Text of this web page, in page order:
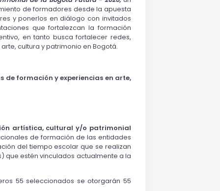
de formadores desde la apuesta
y ponerlos en diálogo con invitados
que fortalezcan la formación
en tanto busca fortalecer redes,
cultura y patrimonio en Bogotá.
de formación y experiencias en arte,
artística, cultural y/o patrimonial
de formación de las entidades
del tiempo escolar que se realizan
que estén vinculados actualmente a la
55 seleccionados se otorgarán 55